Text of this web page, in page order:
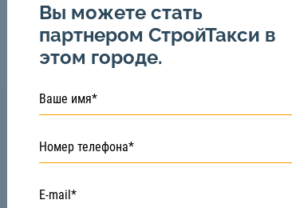
Вы можете стать
партнером СтройТакси в
этом городе.